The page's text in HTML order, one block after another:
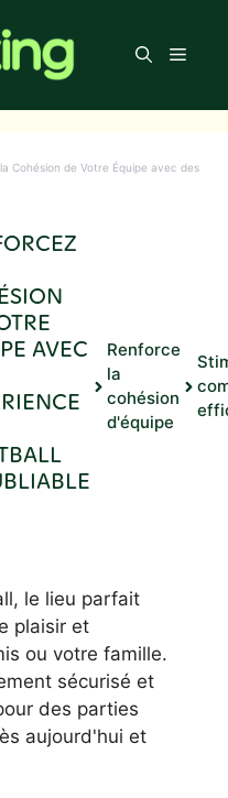
Menu
Cohésion de Votre Équipe avec des
AVEC
Renforce
la
cohésion
d'équipe
le lieu parfait
plaisir et
ou votre famille.
sécurisé et
des parties
aujourd'hui et